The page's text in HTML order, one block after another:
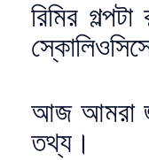
রিমির
আজ আমরা
তথ্য।